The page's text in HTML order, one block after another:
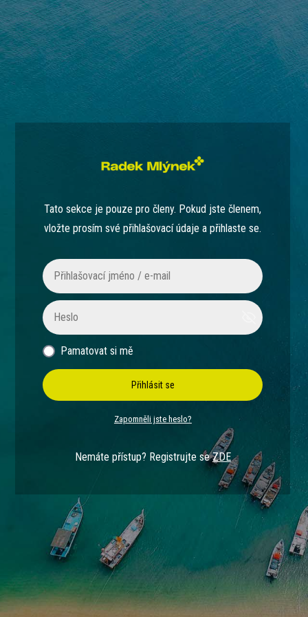
Tato sekce je pouze pro členy. Pokud jste členem,
vložte prosím své přihlašovací údaje a přihlaste se.
Pamatovat si mě
Přihlásit se
Zapomněli jste heslo?
Nemáte přístup? Registrujte seZDE